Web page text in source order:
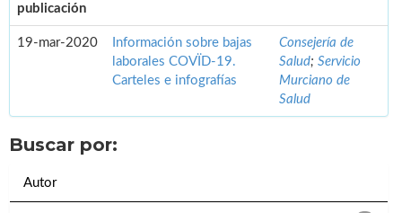
publicación
19-mar-2020
Información sobre bajas
laborales COVÏD-19.
Carteles e infografías
Consejería de
Salud; Servicio
Murciano de
Salud
Buscar por:
Autor